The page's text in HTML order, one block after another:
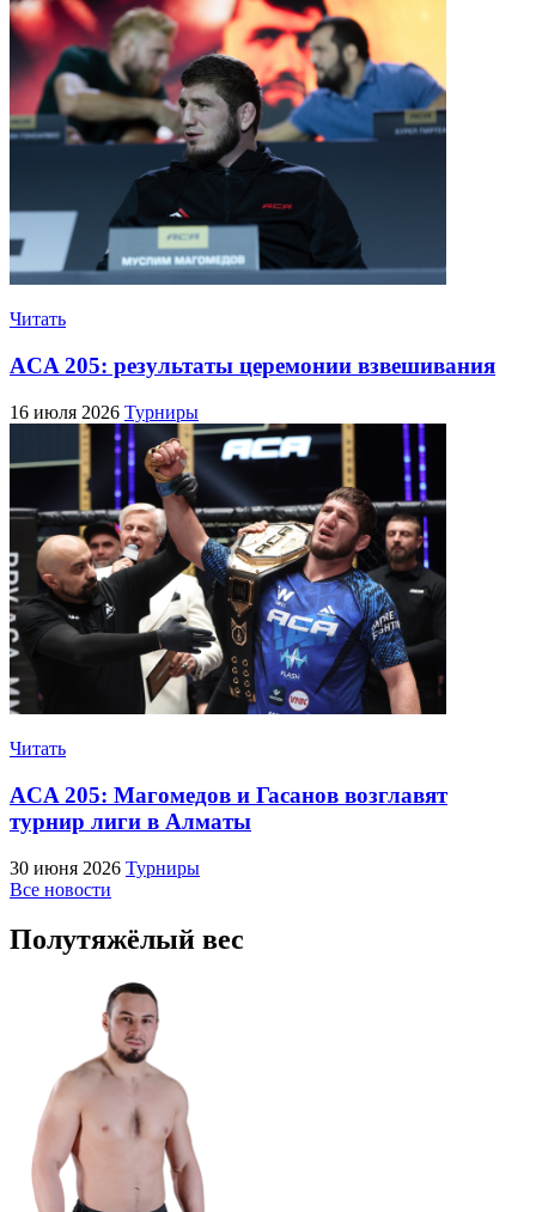
Читать
ACA 205: результаты церемонии взвешивания
16 июля 2026 Турниры
Читать
ACA 205: Магомедов и Гасанов возглавят
турнир лиги в Алматы
30 июня 2026 Турниры
Все новости
Полутяжёлый вес